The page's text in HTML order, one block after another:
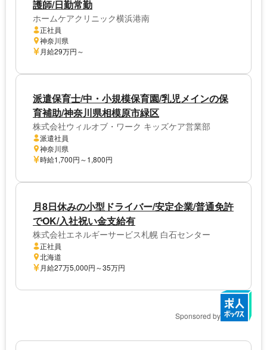
護師/日勤常勤
ホームケアクリニック横浜港南
正社員
神奈川県
月給29万円～
派遣保育士/中・小規模保育園/乳児メインの保
育補助/神奈川県相模原市緑区
株式会社ウィルオブ・ワーク キッズケア営業部
派遣社員
神奈川県
時給1,700円～1,800円
月8日休みの小型ドライバー/安定企業/普通免許
でOK/入社祝い金支給有
株式会社エネルギーサービス札幌 白石センター
正社員
北海道
月給27万5,000円～35万円
Sponsored by